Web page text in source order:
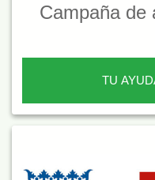
Campaña de
TU